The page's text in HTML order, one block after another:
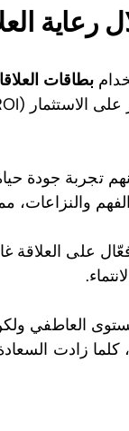
بطاقات
تجربة جودة
والنزاعات،
على العلاقة
العاطفي
كلما زادت